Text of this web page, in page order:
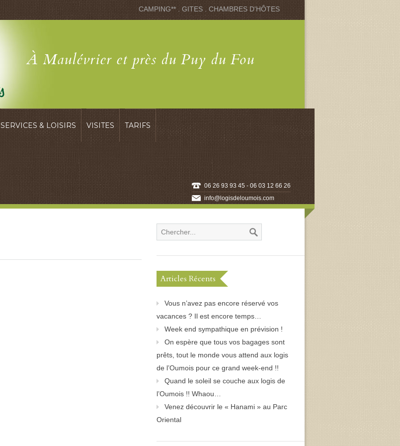
CAMPING** . GITES . CHAMBRES D'HÔTES
À Maulévrier et près du Puy du Fou
SERVICES & LOISIRS VISITES TARIFS
06 26 93 93 45 - 06 03 12 66 26
info@logisdeloumois.com
Articles Récents
Vous n’avez pas encore réservé vos
vacances ? Il est encore temps…
Week end sympathique en prévision !
On espère que tous vos bagages sont
prêts, tout le monde vous attend aux logis
de l’Oumois pour ce grand week-end !!
Quand le soleil se couche aux logis de
l’Oumois !! Whaou…
Venez découvrir le « Hanami » au Parc
Oriental